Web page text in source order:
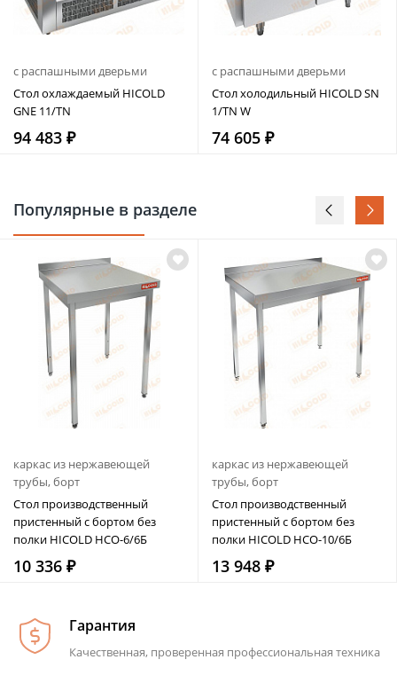
с распашными дверьми
Стол охлаждаемый HICOLD
GNE 11/TN
94 483 ₽
с распашными дверьми
Стол холодильный HICOLD SN
1/TN W
74 605 ₽
Популярные в разделе
каркас из нержавеющей
трубы, борт
Стол производственный
пристенный с бортом без
полки HICOLD НСО-6/6Б
10 336 ₽
каркас из нержавеющей
трубы, борт
Стол производственный
пристенный с бортом без
полки HICOLD НСО-10/6Б
13 948 ₽
Гарантия
Качественная, проверенная профессиональная техника